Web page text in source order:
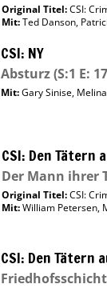
Original Titel:CSI:
Mit:Ted Danson,
CSI: NY
Absturz(S:1 E:
Mit:Gary Sinise,
CSI: Den Tätern
Der Mann ihrer
Original Titel:CSI:
Mit:William Petersen,
CSI: Den Tätern
Friedhofsschicht